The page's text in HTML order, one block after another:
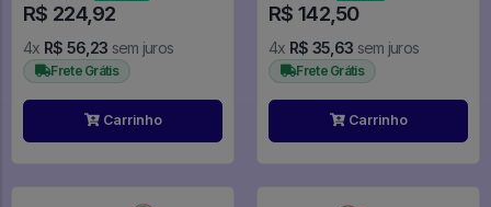
R$ 224,92
4x R$ 56,23 sem juros
Frete Grátis
Carrinho
R$ 142,50
4x R$ 35,63 sem juros
Frete Grátis
Carrinho